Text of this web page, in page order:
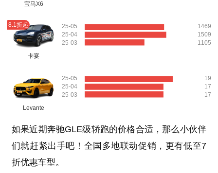
宝马X6
8.1折起
卡宴
25-05
25-04
25-03
1469
1509
1105
Levante
25-05
25-04
25-03
19
17
17
如果近期奔驰GLE级轿跑的价格合适，那么小伙伴
们就赶紧出手吧！全国多地联动促销，更有低至7
折优惠车型。